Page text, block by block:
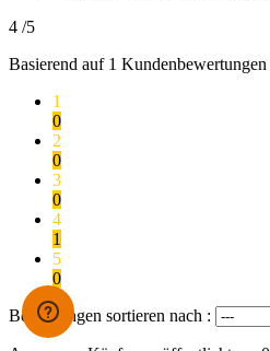
4 /5
Basierend auf 1 Kundenbewertungen
1
0
2
0
3
0
4
1
5
0
Bewertungen sortieren nach :